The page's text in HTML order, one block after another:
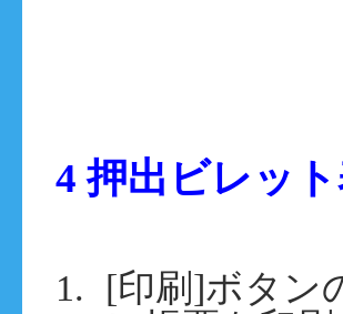
4押出ビレッ
[印刷]ボタン